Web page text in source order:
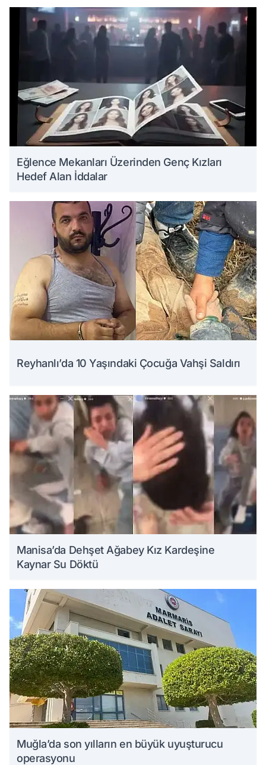
Eğlence Mekanları Üzerinden Genç Kızları
Hedef Alan İddalar
Reyhanlı’da 10 Yaşındaki Çocuğa Vahşi Saldırı
Manisa’da Dehşet Ağabey Kız Kardeşine
Kaynar Su Döktü
Muğla’da son yılların en büyük uyuşturucu
operasyonu